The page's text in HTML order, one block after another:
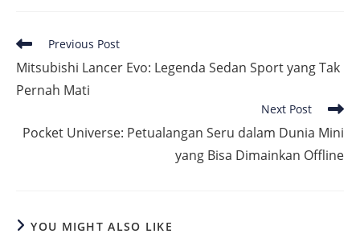
Read
articles
Previous Post
Mitsubishi Lancer Evo: Legenda Sedan Sport yang Tak
Pernah Mati
Next Post
Pocket Universe: Petualangan Seru dalam Dunia Mini
yang Bisa Dimainkan Offline
YOU MIGHT ALSO LIKE